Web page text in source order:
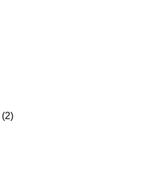
(2)